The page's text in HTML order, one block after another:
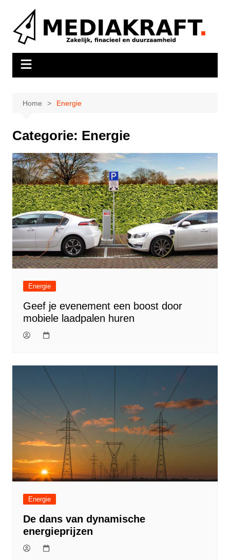
inhoud
Home Energie
Categorie: Energie
Energie
Geef je evenement een boost door
mobiele laadpalen huren
Energie
De dans van dynamische
energieprijzen